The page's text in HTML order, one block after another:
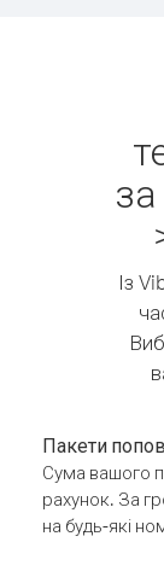
Із
Пакети
Сума вашого
рахунок. За
на будь-які